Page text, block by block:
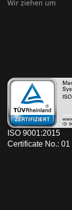
Wir ziehen um
ISO 9001:2015
Certificate No.: